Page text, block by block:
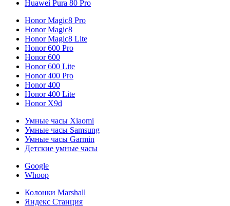
Huawei Pura 80 Pro
Honor Magic8 Pro
Honor Magic8
Honor Magic8 Lite
Honor 600 Pro
Honor 600
Honor 600 Lite
Honor 400 Pro
Honor 400
Honor 400 Lite
Honor X9d
Умные часы Xiaomi
Умные часы Samsung
Умные часы Garmin
Детские умные часы
Google
Whoop
Колонки Marshall
Яндекс Станция